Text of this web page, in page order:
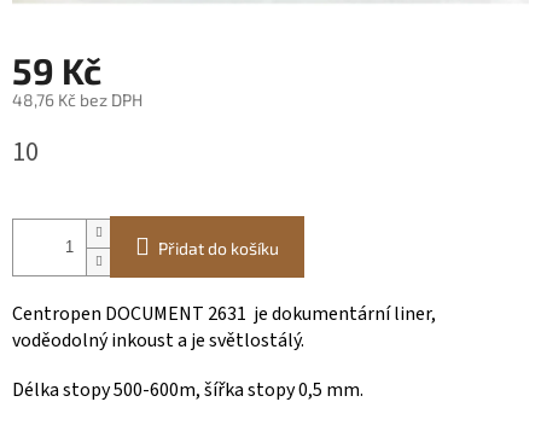
59 Kč
48,76 Kč bez DPH
cena:
10
Přidat do košíku
Centropen DOCUMENT 2631 je dokumentární liner,
voděodolný inkoust a je světlostálý.
Délka stopy 500-600m, šířka stopy 0,5 mm.